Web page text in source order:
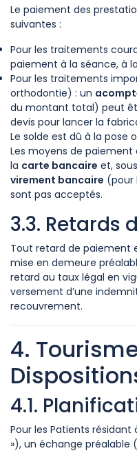
Le paiement des
suivantes :
Pour les traitements
paiement à la séance, à
Pour les traitements
orthodontie) : un
du montant total) peut
devis pour lancer la
Le solde est dû à la pose
Les moyens de
la carte bancaire et,
virement bancaire (pour
sont pas acceptés.
3.3. Retards
Tout retard de paiement
mise en demeure
retard au taux légal en
versement d’une
recouvrement.
4.
4.1.
Pour les Patients résidant
»), un échange préalable